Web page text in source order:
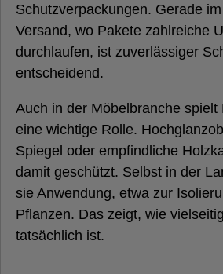
Schutzverpackungen. Gerade
Versand, wo Pakete zahlreiche
durchlaufen, ist zuverlässiger
entscheidend.
Auch in der Möbelbranche spielt
eine wichtige Rolle.
Spiegel oder empfindliche
damit geschützt. Selbst in der
sie Anwendung, etwa zur
Pflanzen. Das zeigt, wie
tatsächlich ist.